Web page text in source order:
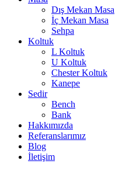
Dış Mekan Masa
İç Mekan Masa
Sehpa
Koltuk
L Koltuk
U Koltuk
Chester Koltuk
Kanepe
Sedir
Bench
Bank
Hakkımızda
Referanslarımız
Blog
İletişim